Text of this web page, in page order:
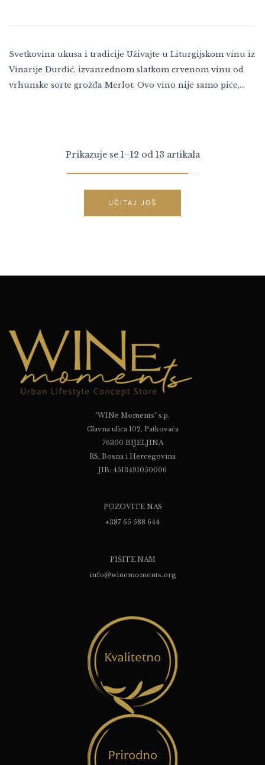
Svetkovina ukusa i tradicije Uživajte u Liturgijskom vinu iz
Vinarije Đurđić, izvanrednom slatkom crvenom vinu od
vrhunske sorte grožđa Merlot. Ovo vino nije samo piće,…
Prikazuje se 1–12 od 13 artikala
UČITAJ JOŠ
"WINe Moments" s.p.
Glavna ulica 102, Patkovača
76300 BIJELJINA
RS, Bosna i Hercegovina
JIB: 4513491050006
POZOVITE NAS
+387 65 588 644
PIŠITE NAM
info@winemoments.org